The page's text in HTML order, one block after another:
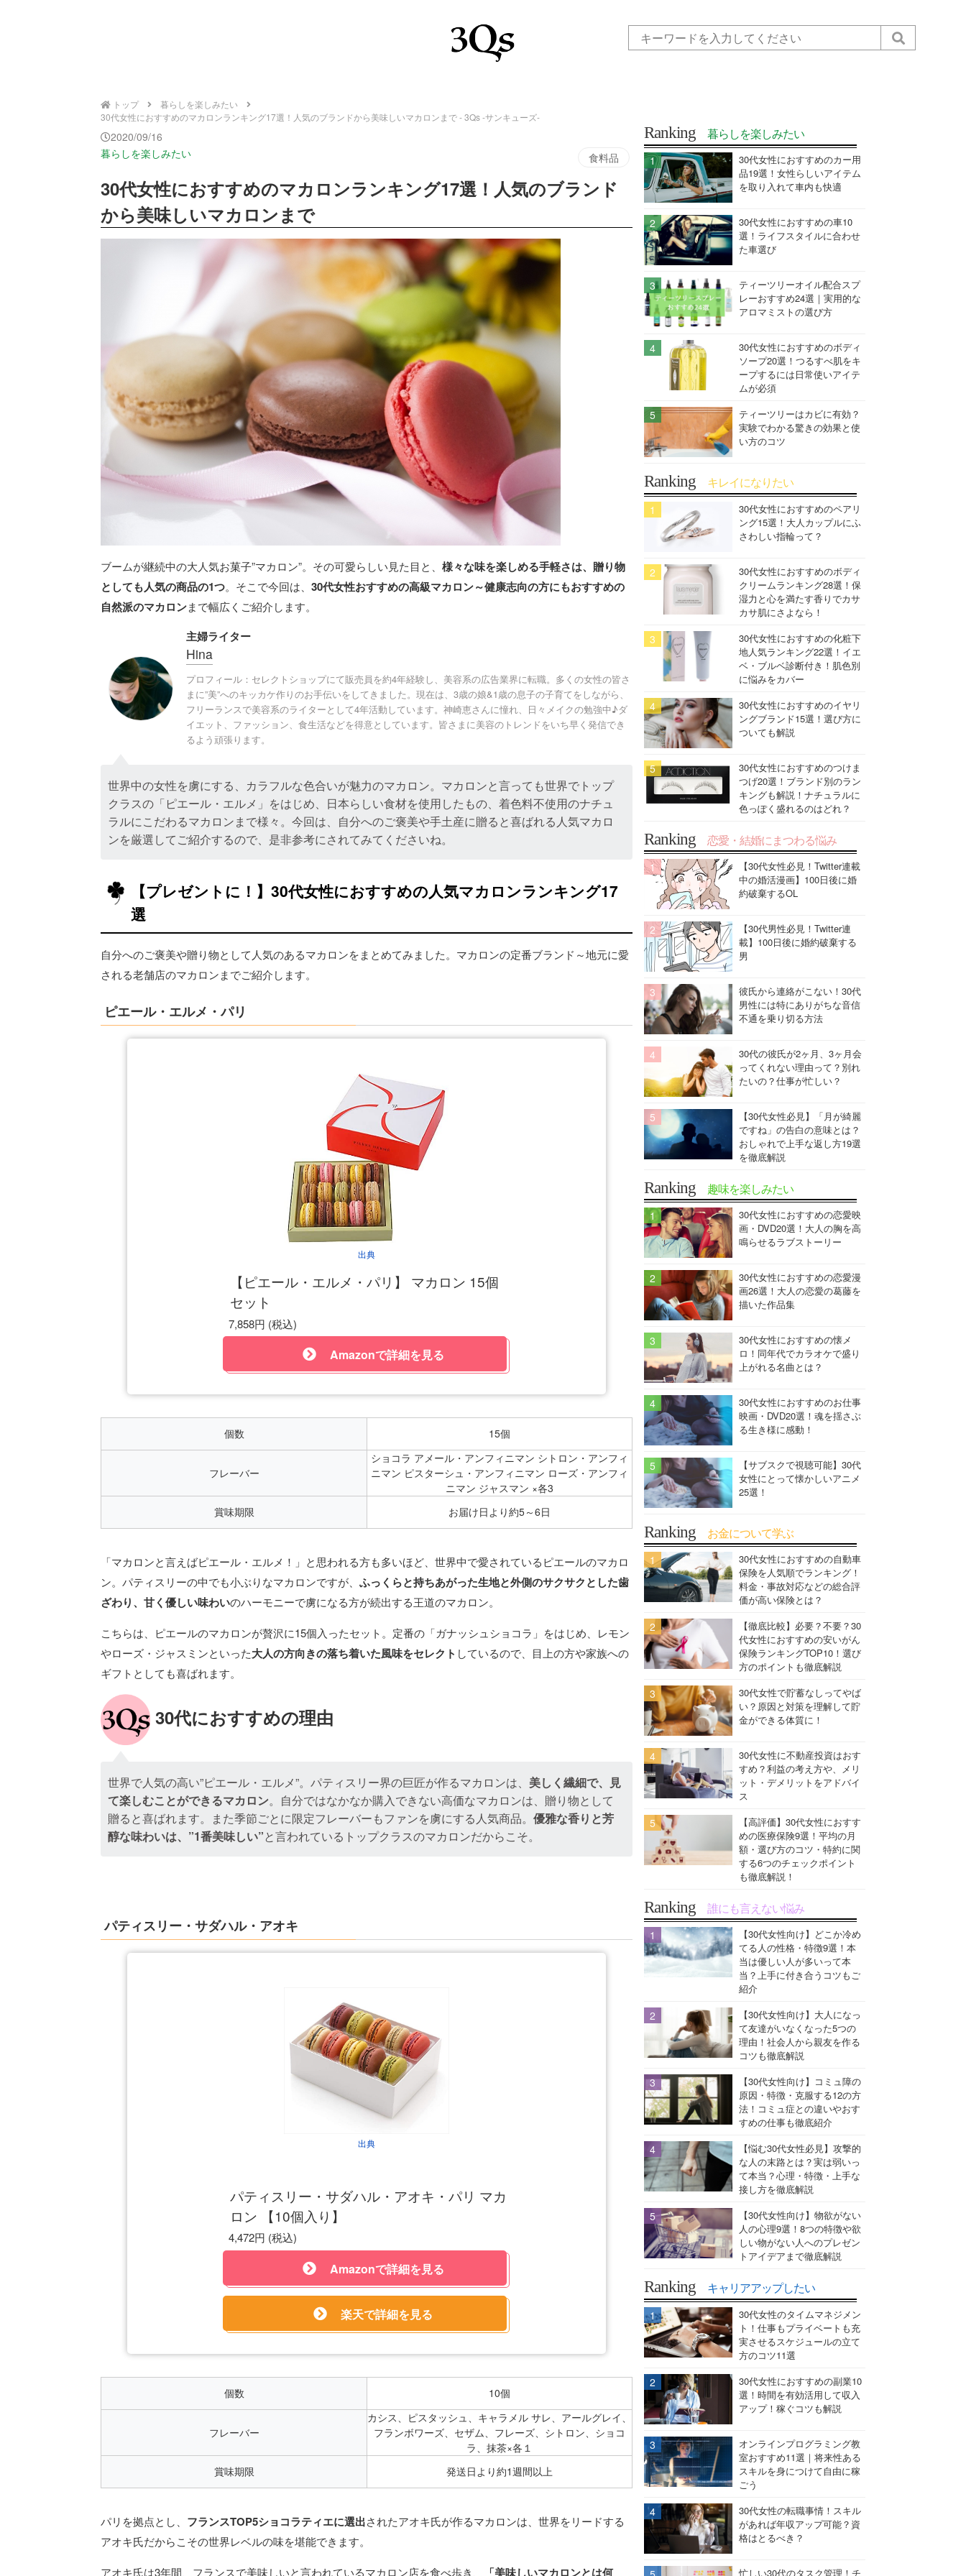
トップ
暮らしを楽しみたい
30代女性におすすめのマカロンランキング17選！人気のブランドから美味しいマカロンまで - 3Qs -サンキューズ-
2020/09/16
暮らしを楽しみたい 食料品
30代女性におすすめのマカロンランキング17選！人気のブランド
から美味しいマカロンまで
ブームが継続中の大人気お菓子”マカロン”。その可愛らしい見た目と、 様々な味を楽しめる手軽さは、贈り物
としても人気の商品の1つ。そこで今回は、 30代女性おすすめの高級マカロン～健康志向の方にもおすすめの
自然派のマカロンまで幅広くご紹介します。
主婦ライター
Hina
プロフィール：セレクトショップにて販売員を約4年経験し、美容系の広告業界に転職。多くの女性の皆さ
まに”美”へのキッカケ作りのお手伝いをしてきました。現在は、3歳の娘&1歳の息子の子育てをしながら、
フリーランスで美容系のライターとして4年活動しています。神崎恵さんに憧れ、日々メイクの勉強中♪ダ
イエット、ファッション、食生活などを得意としています。皆さまに美容のトレンドをいち早く発信でき
るよう頑張ります。
世界中の女性を虜にする、カラフルな色合いが魅力のマカロン。マカロンと言っても世界でトップ
クラスの「ピエール・エルメ」をはじめ、日本らしい食材を使用したもの、着色料不使用のナチュ
ラルにこだわるマカロンまで様々。今回は、自分へのご褒美や手土産に贈ると喜ばれる人気マカロ
ンを厳選してご紹介するので、是非参考にされてみてくださいね。
【プレゼントに！】30代女性におすすめの人気マカロンランキング17
選
自分へのご褒美や贈り物として人気のあるマカロンをまとめてみました。マカロンの定番ブランド～地元に愛
される老舗店のマカロンまでご紹介します。
ピエール・エルメ・パリ
出典
【ピエール・エルメ・パリ】 マカロン 15個
セット
7,858円 (税込)
Amazonで詳細を見る
個数 15個
フレーバー
ショコラ アメール・アンフィニマン シトロン・アンフィ
ニマン ピスターシュ・アンフィニマン ローズ・アンフィ
ニマン ジャスマン ×各3
賞味期限
お届け日より約5～6日
「マカロンと言えばピエール・エルメ！」と思われる方も多いほど、世界中で愛されているピエールのマカロ
ン。パティスリーの中でも小ぶりなマカロンですが、 ふっくらと持ちあがった生地と外側のサクサクとした歯
ざわり、甘く優しい味わいのハーモニーで虜になる方が続出する王道のマカロン。
こちらは、ピエールのマカロンが贅沢に15個入ったセット。定番の「ガナッシュショコラ」をはじめ、レモン
やローズ・ジャスミンといった大人の方向きの落ち着いた風味をセレクト しているので、目上の方や家族への
ギフトとしても喜ばれます。
30代におすすめの理由
世界で人気の高い”ピエール・エルメ”。パティスリー界の巨匠が作るマカロンは、 美しく繊細で、見
て楽しむことができるマカロン。自分ではなかなか購入できない高価なマカロンは、贈り物として
贈ると喜ばれます。また季節ごとに限定フレーバーもファンを虜にする人気商品。優雅な香りと芳
醇な味わいは、”1番美味しい”と言われているトップクラスのマカロンだからこそ。
パティスリー・サダハル・アオキ
出典
パティスリー・サダハル・アオキ・パリ マカ
ロン 【10個入り】
4,472円 (税込)
Amazonで詳細を見る
楽天で詳細を見る
個数 10個
フレーバー
カシス、ピスタッシュ、キャラメル サレ、アールグレイ、
フランボワーズ、セザム、フレーズ、シトロン、ショコ
ラ、抹茶×各１
賞味期限
発送日より約1週間以上
パリを拠点とし、 フランスTOP5ショコラティエに選出されたアオキ氏が作るマカロンは、世界をリードする
アオキ氏だからこその世界レベルの味を堪能できます。
アオキ氏は3年間、フランスで美味しいと言われているマカロン店を食べ歩き、 「美味しいマカロンとは何
Ranking 暮らしを楽しみたい
30代女性におすすめのカー用
品19選！女性らしいアイテム
を取り入れて車内も快適
30代女性におすすめの車10
選！ライフスタイルに合わせ
た車選び
ティーツリーオイル配合スプ
レーおすすめ24選｜実用的な
アロマミストの選び方
30代女性におすすめのボディ
ソープ20選！つるすべ肌をキ
ープするには日常使いアイテ
ムが必須
ティーツリーはカビに有効？
実験でわかる驚きの効果と使
い方のコツ
Ranking キレイになりたい
30代女性におすすめのペアリ
ング15選！大人カップルにふ
さわしい指輪って？
30代女性におすすめのボディ
クリームランキング28選！保
湿力と心を満たす香りでカサ
カサ肌にさよなら！
30代女性におすすめの化粧下
地人気ランキング22選！イエ
ベ・ブルベ診断付き！肌色別
に悩みをカバー
30代女性におすすめのイヤリ
ングブランド15選！選び方に
ついても解説
30代女性におすすめのつけま
つげ20選！ブランド別のラン
キングも解説！ナチュラルに
色っぽく盛れるのはどれ？
Ranking 恋愛・結婚にまつわる悩み
【30代女性必見！Twitter連載
中の婚活漫画】100日後に婚
約破棄するOL
【30代男性必見！Twitter連
載】100日後に婚約破棄する
男
彼氏から連絡がこない！30代
男性には特にありがちな音信
不通を乗り切る方法
30代の彼氏が2ヶ月、3ヶ月会
ってくれない理由って？別れ
たいの？仕事が忙しい？
【30代女性必見】「月が綺麗
ですね」の告白の意味とは？
おしゃれで上手な返し方19選
を徹底解説
Ranking 趣味を楽しみたい
30代女性におすすめの恋愛映
画・DVD20選！大人の胸を高
鳴らせるラブストーリー
30代女性におすすめの恋愛漫
画26選！大人の恋愛の葛藤を
描いた作品集
30代女性におすすめの懐メ
ロ！同年代でカラオケで盛り
上がれる名曲とは？
30代女性におすすめのお仕事
映画・DVD20選！魂を揺さぶ
る生き様に感動！
【サブスクで視聴可能】30代
女性にとって懐かしいアニメ
25選！
Ranking お金について学ぶ
30代女性におすすめの自動車
保険を人気順でランキング！
料金・事故対応などの総合評
価が高い保険とは？
【徹底比較】必要？不要？30
代女性におすすめの安いがん
保険ランキングTOP10！選び
方のポイントも徹底解説
30代女性で貯蓄なしってやば
い？原因と対策を理解して貯
金ができる体質に！
30代女性に不動産投資はおす
すめ？利益の考え方や、メリ
ット・デメリットをアドバイ
ス
【高評価】30代女性におすす
めの医療保険9選！平均の月
額・選び方のコツ・特約に関
する6つのチェックポイント
も徹底解説！
Ranking 誰にも言えない悩み
【30代女性向け】どこか冷め
てる人の性格・特徴9選！本
当は優しい人が多いって本
当？上手に付き合うコツもご
紹介
【30代女性向け】大人になっ
て友達がいなくなった5つの
理由！社会人から親友を作る
コツも徹底解説
【30代女性向け】コミュ障の
原因・特徴・克服する12の方
法！コミュ症との違いやおす
すめの仕事も徹底紹介
【悩む30代女性必見】攻撃的
な人の末路とは？実は弱いっ
て本当？心理・特徴・上手な
接し方を徹底解説
【30代女性向け】物欲がない
人の心理9選！8つの特徴や欲
しい物がない人へのプレゼン
トアイデアまで徹底解説
Ranking キャリアアップしたい
30代女性のタイムマネジメン
ト！仕事もプライベートも充
実させるスケジュールの立て
方のコツ11選
30代女性におすすめの副業10
選！時間を有効活用して収入
アップ！稼ぐコツも解説
オンラインプログラミング教
室おすすめ11選｜将来性ある
スキルを身につけて自由に稼
ごう
30代女性の転職事情！スキル
があれば年収アップ可能？資
格はとるべき？
忙しい30代のタスク管理！チ